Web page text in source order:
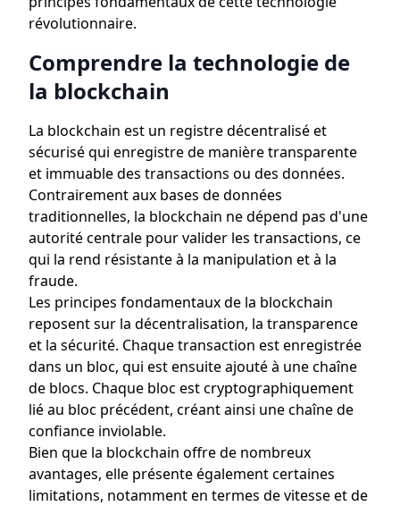
révolutionnaire.
Comprendre la technologie de
la blockchain
La blockchain est un registre décentralisé et
sécurisé qui enregistre de manière transparente
et immuable des transactions ou des données.
Contrairement aux bases de données
traditionnelles, la blockchain ne dépend pas d'une
autorité centrale pour valider les transactions, ce
qui la rend résistante à la manipulation et à la
fraude.
Les principes fondamentaux de la blockchain
reposent sur la décentralisation, la transparence
et la sécurité. Chaque transaction est enregistrée
dans un bloc, qui est ensuite ajouté à une chaîne
de blocs. Chaque bloc est cryptographiquement
lié au bloc précédent, créant ainsi une chaîne de
confiance inviolable.
Bien que la blockchain offre de nombreux
avantages, elle présente également certaines
limitations, notamment en termes de vitesse et de